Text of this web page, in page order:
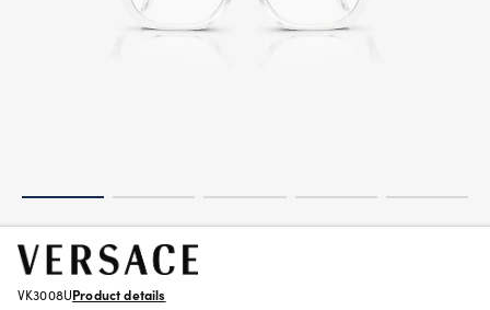
VK3008UProduct details